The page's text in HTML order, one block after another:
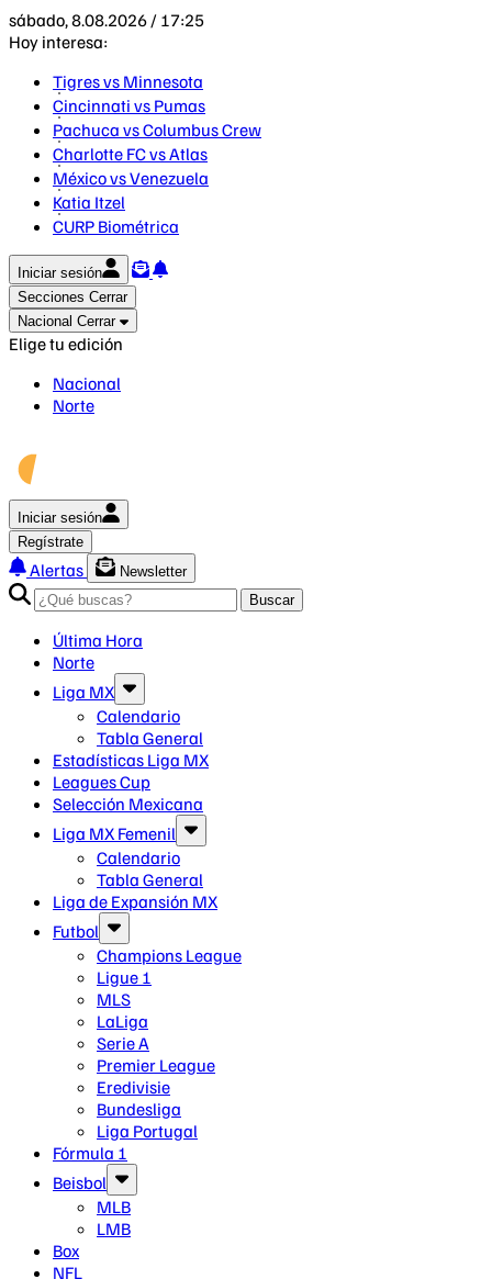
sábado, 8.08.2026 / 17:25
Hoy interesa:
Tigres vs Minnesota
Cincinnati vs Pumas
Pachuca vs Columbus Crew
Charlotte FC vs Atlas
México vs Venezuela
Katia Itzel
CURP Biométrica
Iniciar sesión
Secciones Cerrar
Nacional Cerrar
Elige tu edición
Nacional
Norte
Iniciar sesión
Regístrate
Alertas
Newsletter
Buscar
Última Hora
Norte
Liga MX
Calendario
Tabla General
Estadísticas Liga MX
Leagues Cup
Selección Mexicana
Liga MX Femenil
Calendario
Tabla General
Liga de Expansión MX
Futbol
Champions League
Ligue 1
MLS
LaLiga
Serie A
Premier League
Eredivisie
Bundesliga
Liga Portugal
Fórmula 1
Beisbol
MLB
LMB
Box
NFL